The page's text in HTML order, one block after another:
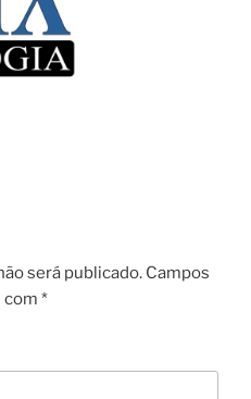
será publicado. Campos
com *